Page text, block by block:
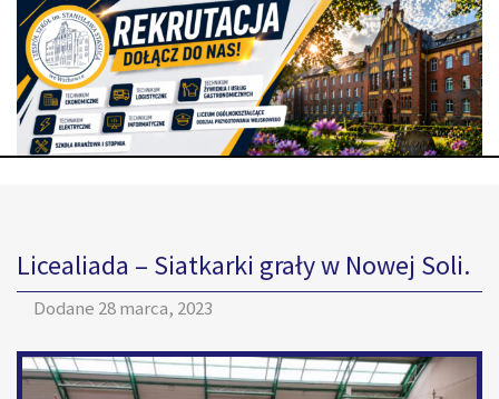
Licealiada – Siatkarki grały w Nowej Soli.
Dodane 28 marca, 2023